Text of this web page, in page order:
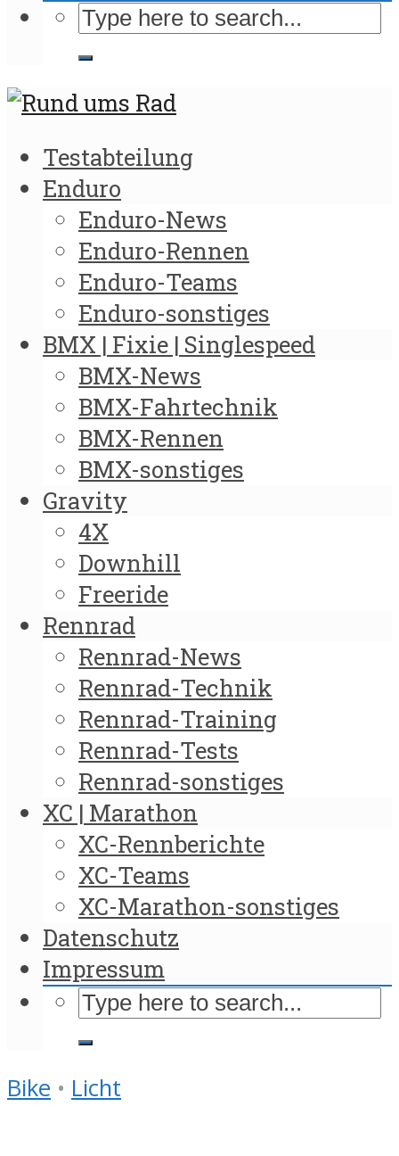
Testabteilung
Enduro
Enduro-News
Enduro-Rennen
Enduro-Teams
Enduro-sonstiges
BMX | Fixie | Singlespeed
BMX-News
BMX-Fahrtechnik
BMX-Rennen
BMX-sonstiges
Gravity
4X
Downhill
Freeride
Rennrad
Rennrad-News
Rennrad-Technik
Rennrad-Training
Rennrad-Tests
Rennrad-sonstiges
XC | Marathon
XC-Rennberichte
XC-Teams
XC-Marathon-sonstiges
Datenschutz
Impressum
Bike • Licht